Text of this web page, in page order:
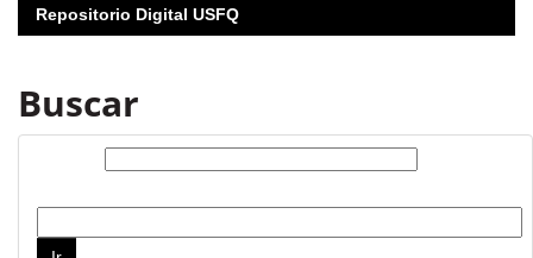
Repositorio Digital USFQ
Buscar